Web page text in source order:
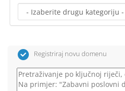
Registriraj novu domenu